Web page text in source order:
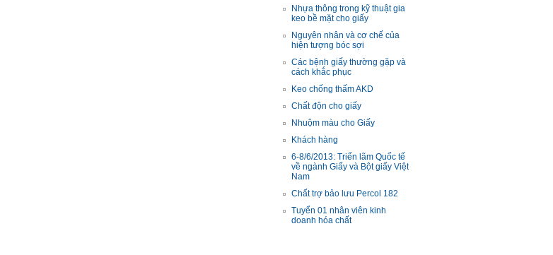
Nhựa thông trong kỹ thuật gia
keo bề mặt cho giấy
Nguyên nhân và cơ chế của
hiện tượng bóc sợi
Các bệnh giấy thường gặp và
cách khắc phục
Keo chống thấm AKD
Chất độn cho giấy
Nhuộm màu cho Giấy
Khách hàng
6-8/6/2013: Triển lãm Quốc tế
về ngành Giấy và Bột giấy Việt
Nam
Chất trợ bảo lưu Percol 182
Tuyển 01 nhân viên kinh
doanh hóa chất